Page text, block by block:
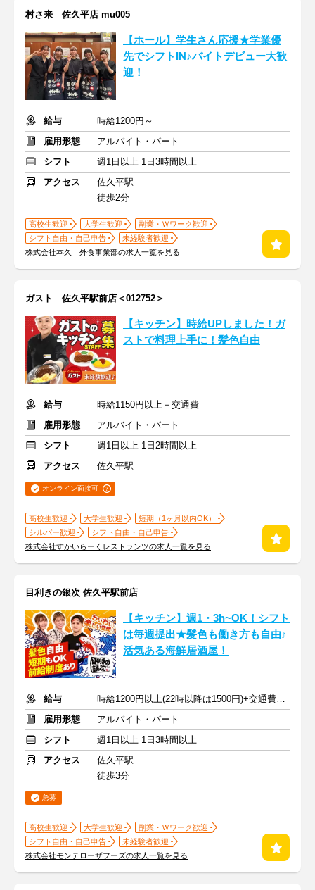
村さ来 佐久平店 mu005
【ホール】学生さん応援★学業優
先でシフトIN♪バイトデビュー大歓
迎！
給与
時給1200円～
雇用形態
アルバイト・パート
シフト
週1日以上 1日3時間以上
アクセス
佐久平駅
徒歩2分
高校生歓迎 大学生歓迎
副業・Ｗワーク歓迎
シフト自由・自己申告
未経験者歓迎
株式会社本久 外食事業部の求人一覧を見る
ガスト 佐久平駅前店＜012752＞
【キッチン】時給UPしました！ガ
ストで料理上手に！髪色自由
給与
時給1150円以上＋交通費
雇用形態
アルバイト・パート
シフト
週1日以上 1日2時間以上
アクセス
佐久平駅
オンライン面接可
高校生歓迎 大学生歓迎
短期（1ヶ月以内OK）
シルバー歓迎
シフト自由・自己申告
株式会社すかいらーくレストランツの求人一覧を見る
目利きの銀次 佐久平駅前店
【キッチン】週1・3h~OK！シフト
は毎週提出★髪色も働き方も自由♪
活気ある海鮮居酒屋！
給与
時給1200円以上(22時以降は1500円)+交通費規定内支給
雇用形態
アルバイト・パート
シフト
週1日以上 1日3時間以上
アクセス
佐久平駅
徒歩3分
急募
高校生歓迎 大学生歓迎
副業・Ｗワーク歓迎
シフト自由・自己申告
未経験者歓迎
株式会社モンテローザフーズの求人一覧を見る